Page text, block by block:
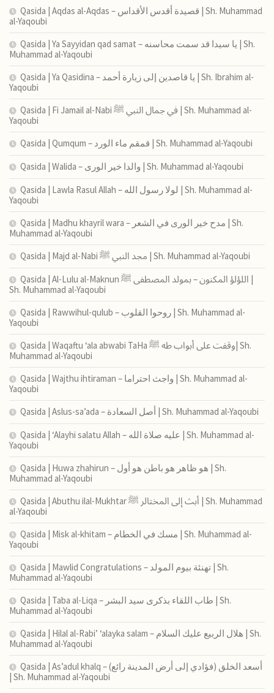
Qasida | Aqdas al-Aqdas – قصيدة أقدس الأقداس | Sh. Muhammad
al-Yaqoubi
Qasida | Ya Sayyidan qad samat – يا سيدا قد سمت محاسنه | Sh.
Muhammad al-Yaqoubi
Qasida | Ya Qasidina – يا قاصدين إلى زيارة أحمد | Sh. Ibrahim al-
Yaqoubi
Qasida | Fi Jamail al-Nabi في جمال النبي ﷺ | Sh. Muhammad al-
Yaqoubi
Qasida | Qumqum – قمقم ماء الورد | Sh. Muhammad al-Yaqoubi
Qasida | Walida – والدا خير الورى | Sh. Muhammad al-Yaqoubi
Qasida | Lawla Rasul Allah – لولا رسول الله | Sh. Muhammad al-
Yaqoubi
Qasida | Madhu khayril wara – مدح خير الورى في الشعر | Sh.
Muhammad al-Yaqoubi
Qasida | Majd al-Nabi مجد النبي ﷺ | Sh. Muhammad al-Yaqoubi
Qasida | Al-Lulu al-Maknun اللؤلؤ المكنون – بمولد المصطفى ﷺ |
Sh. Muhammad al-Yaqoubi
Qasida | Rawwihul-qulub – روحوا القلوب | Sh. Muhammad al-
Yaqoubi
Qasida | Waqaftu ‘ala abwabi TaHa وقفت على أبواب طه ﷺ| Sh.
Muhammad al-Yaqoubi
Qasida | Wajthu ihtiraman – واجث احتراما | Sh. Muhammad al-
Yaqoubi
Qasida | Aslus-sa’ada – أصل السعادة | Sh. Muhammad al-Yaqoubi
Qasida | ‘Alayhi salatu Allah – عليه صلاة الله | Sh. Muhammad al-
Yaqoubi
Qasida | Huwa zhahirun – هو ظاهر هو باطن هو أول | Sh.
Muhammad al-Yaqoubi
Qasida | Abuthu ilal-Mukhtar أبث إلى المختالر ﷺ | Sh. Muhammad
al-Yaqoubi
Qasida | Misk al-khitam – مسك في الخطام | Sh. Muhammad al-
Yaqoubi
Qasida | Mawlid Congratulations – تهنئة بيوم المولد | Sh.
Muhammad al-Yaqoubi
Qasida | Taba al-Liqa – طاب اللقاء بذكرى سيد البشر | Sh.
Muhammad al-Yaqoubi
Qasida | Hilal al-Rabi’ ‘alayka salam – هلال الربيع عليك السلام | Sh.
Muhammad al-Yaqoubi
Qasida | As’adul khalq – (فؤادي إلى أرض المدينة رائع) أسعد الخلق
| Sh. Muhammad al-Yaqoubi